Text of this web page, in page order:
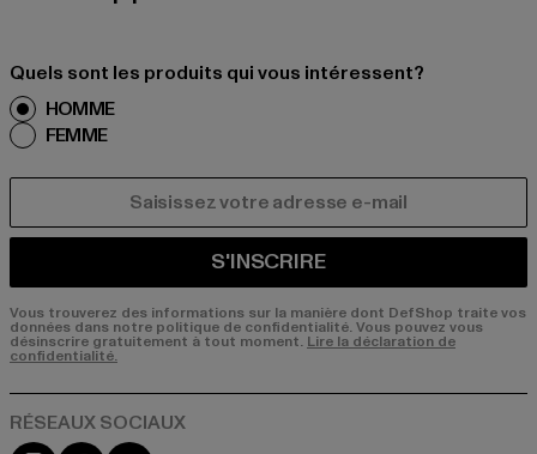
Quels sont les produits qui vous intéressent?
HOMME
FEMME
S'INSCRIRE
Vous trouverez des informations sur la manière dont DefShop traite vos
données dans notre politique de confidentialité. Vous pouvez vous
désinscrire gratuitement à tout moment.Lire la déclaration de
confidentialité.